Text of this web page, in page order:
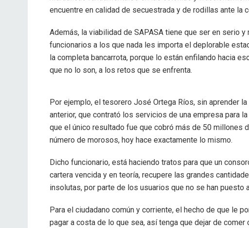
encuentre en calidad de secuestrada y de rodillas ante la
Además, la viabilidad de SAPASA tiene que ser en serio
funcionarios a los que nada les importa el deplorable
la completa bancarrota, porque lo están enfilando hacia
que no lo son, a los retos que se enfrenta.
Por ejemplo, el tesorero José Ortega Ríos, sin aprender
anterior, que contrató los servicios de una empresa para
que el único resultado fue que cobró más de 50 millones
número de morosos, hoy hace exactamente lo mismo.
Dicho funcionario, está haciendo tratos para que un
cartera vencida y en teoría, recupere las grandes
insolutas, por parte de los usuarios que no se han puesto
Para el ciudadano común y corriente, el hecho de que le
pagar a costa de lo que sea, así tenga que dejar de